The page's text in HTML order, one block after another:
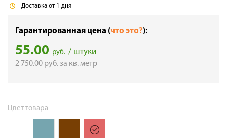
Доставка от 1 дня
Гарантированная цена (что это?):
55.00 руб. / штуки
2 750.00 руб.за кв. метр
Цвет товара